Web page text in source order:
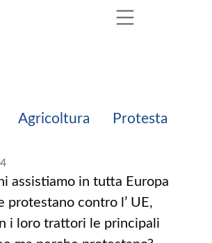
Agricoltura Protesta
assistiamo in tutta Europa
protestano contro l’ UE,
i loro trattori le principali